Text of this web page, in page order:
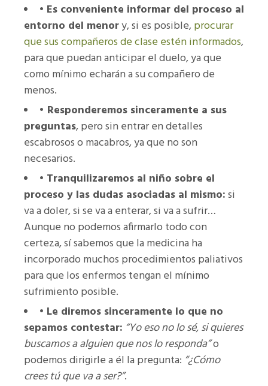
• Es conveniente informar del proceso al
entorno del menory, si es posible,procurar
que sus compañeros de clase estén informados,
para que puedan anticipar el duelo, ya que
como mínimo echarán a su compañero de
menos.
• Responderemos sinceramente a sus
preguntas, pero sin entrar en detalles
escabrosos o macabros, ya que no son
necesarios.
• Tranquilizaremos al niño sobre el
proceso y las dudas asociadas al mismo:si
va a doler, si se va a enterar, si va a sufrir…
Aunque no podemos afirmarlo todo con
certeza, sí sabemos que la medicina ha
incorporado muchos procedimientos paliativos
para que los enfermos tengan el mínimo
sufrimiento posible.
• Le diremos sinceramente lo que no
sepamos contestar: “Yo eso no lo sé, si quieres
buscamos a alguien que nos lo responda”o
podemos dirigirle a él la pregunta: “¿Cómo
crees tú que va a ser?”.